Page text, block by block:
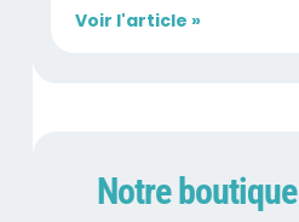
Voir l'article »
Notre boutique